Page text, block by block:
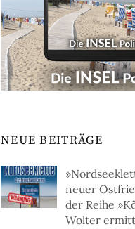
NEUE BEITRÄGE
neuer
der Reihe
Wolter